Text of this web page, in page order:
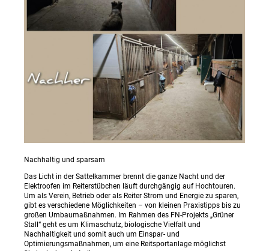
Nachhaltig und sparsam
Das Licht in der Sattelkammer brennt die ganze Nacht und der
Elektroofen im Reiterstübchen läuft durchgängig auf Hochtouren.
Um als Verein, Betrieb oder als Reiter Strom und Energie zu sparen,
gibt es verschiedene Möglichkeiten – von kleinen Praxistipps bis zu
großen Umbaumaßnahmen. Im Rahmen des FN-Projekts „Grüner
Stall“ geht es um Klimaschutz, biologische Vielfalt und
Nachhaltigkeit und somit auch um Einspar- und
Optimierungsmaßnahmen, um eine Reitsportanlage möglichst